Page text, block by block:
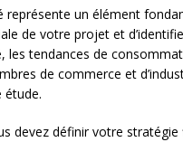
représente un élément
de votre projet et
les tendances de
de commerce et
étude.
devez définir votre